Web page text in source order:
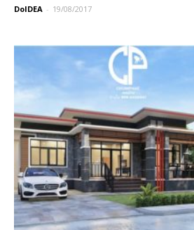
DoIDEA - 19/08/2017